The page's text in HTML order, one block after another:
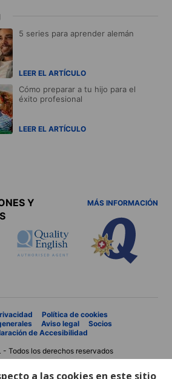
a las cookies en este sitio
5 series para aprender alemán
LEER EL ARTÍCULO
Cómo preparar a tu hijo para el
éxito profesional
LEER EL ARTÍCULO
Y
MÁS INFORMACIÓN
Política de cookies
Aviso legal
Socios
de Accesibilidad
- Todos los derechos reservados